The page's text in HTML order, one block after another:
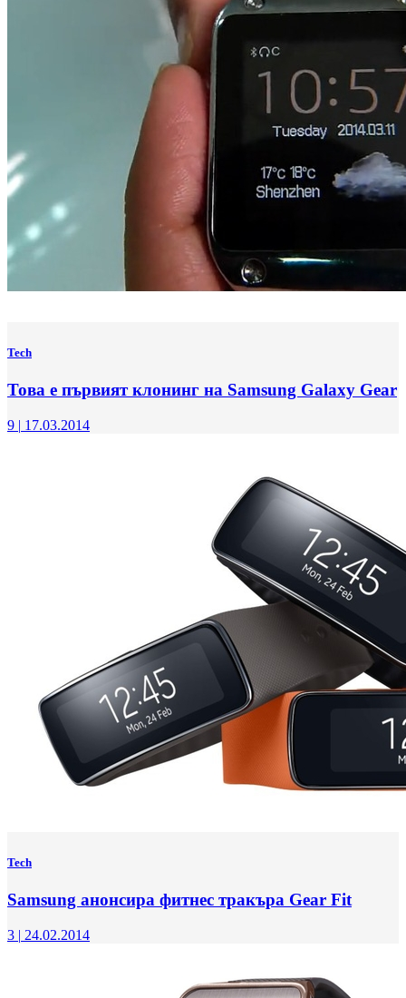
Tech
Това е първият клонинг на Samsung Galaxy Gear
9 | 17.03.2014
Tech
Samsung анонсира фитнес тракъра Gear Fit
3 | 24.02.2014